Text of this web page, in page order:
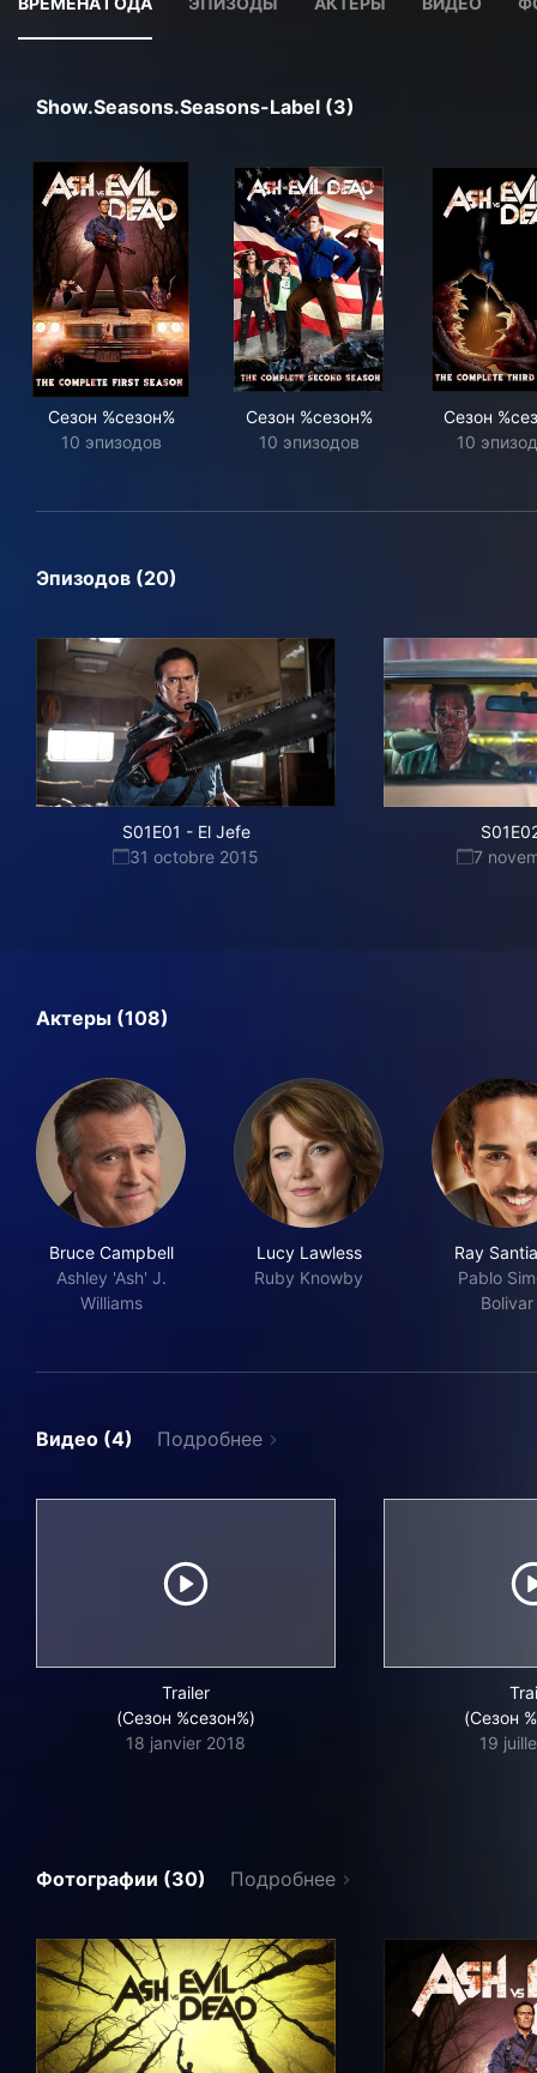
Show.seasons.seasons-Label (3)
Сезон %сезон%
10 эпизодов
Сезон %сезон%
10 эпизодов
Сезон
10
Эпизодов (20)
S01E01 - El Jefe
31 octobre 2015
7
Актеры (108)
Bruce Campbell
Ashley 'Ash' J.
Williams
Lucy Lawless
Ruby Knowby
Ray
Pablo
Bolivar
Видео (4) Подробнее
Trailer
(Сезон %сезон%)
18 janvier 2018
(Сезон
19
Фотографии (30) Подробнее